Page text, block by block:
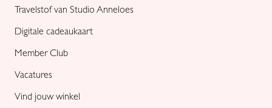
Travelstof van Studio Anneloes
Digitale cadeaukaart
Member Club
Vacatures
Vind jouw winkel